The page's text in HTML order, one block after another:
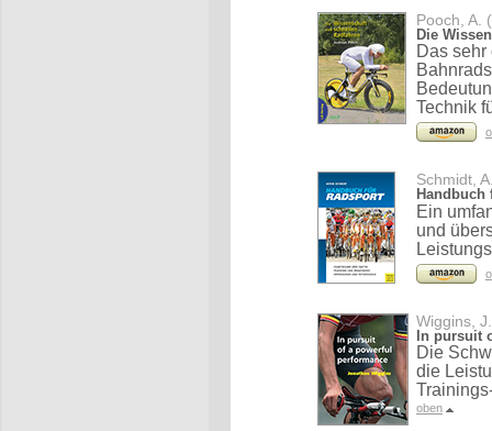
Pooch, A.
Die
Das
Technik
Schmidt,
Handbuch
Ein
und
Wiggins,
In pursuit
Die
die
oben